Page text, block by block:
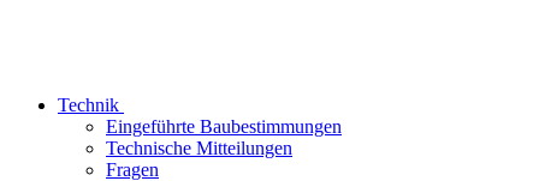
Technik
Eingeführte Baubestimmungen
Technische Mitteilungen
Fragen